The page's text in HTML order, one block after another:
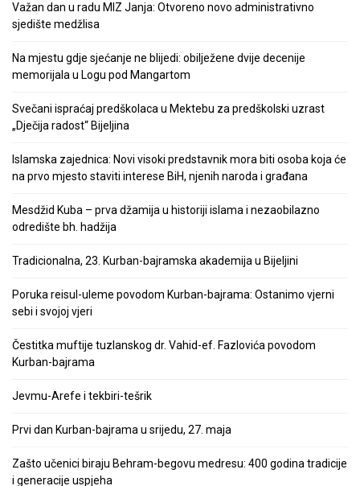
Važan dan u radu MIZ Janja: Otvoreno novo administrativno
sjedište medžlisa
Na mjestu gdje sjećanje ne blijedi: obilježene dvije decenije
memorijala u Logu pod Mangartom
Svečani ispraćaj predškolaca u Mektebu za predškolski uzrast
„Dječija radost“ Bijeljina
Islamska zajednica: Novi visoki predstavnik mora biti osoba koja će
na prvo mjesto staviti interese BiH, njenih naroda i građana
Mesdžid Kuba – prva džamija u historiji islama i nezaobilazno
odredište bh. hadžija
Tradicionalna, 23. Kurban-bajramska akademija u Bijeljini
Poruka reisul-uleme povodom Kurban-bajrama: Ostanimo vjerni
sebi i svojoj vjeri
Čestitka muftije tuzlanskog dr. Vahid-ef. Fazlovića povodom
Kurban-bajrama
Jevmu-Arefe i tekbiri-tešrik
Prvi dan Kurban-bajrama u srijedu, 27. maja
Zašto učenici biraju Behram-begovu medresu: 400 godina tradicije
i generacije uspjeha